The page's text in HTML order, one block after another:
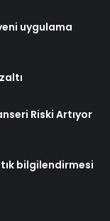
uygulama
Riski Artıyor
bilgilendirmesi